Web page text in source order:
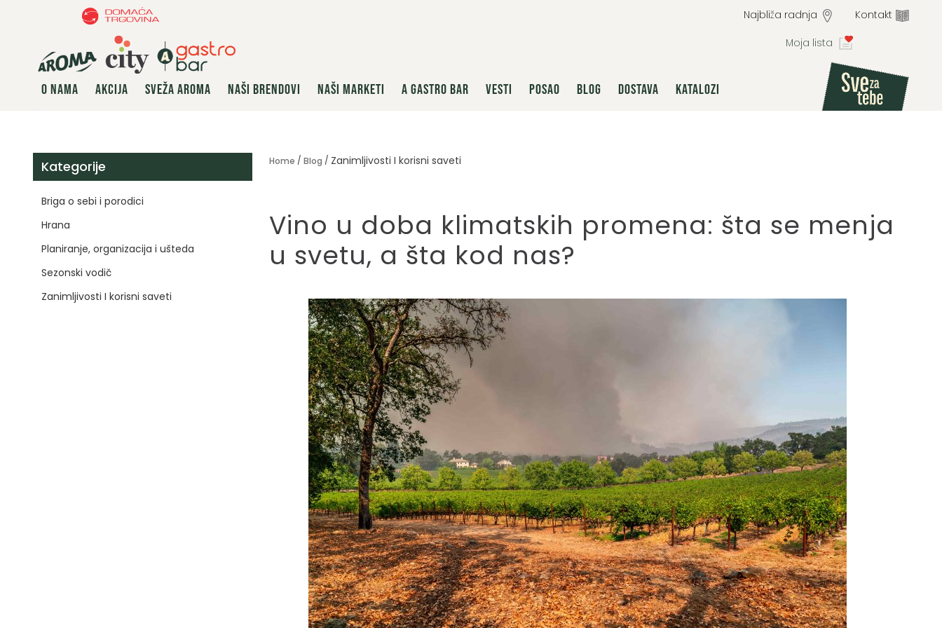
Najbliža radnja Kontakt
O NAMA AKCIJA SVEŽA AROMA NAŠI BRENDOVI NAŠI MARKETI A GASTRO BAR VESTI POSAO BLOG DOSTAVA KATALOZI
Moja lista
Kategorije
Briga o sebi i porodici
Hrana
Planiranje, organizacija i ušteda
Sezonski vodič
Zanimljivosti I korisni saveti
Home Blog Zanimljivosti I korisni saveti
Vino u doba klimatskih promena: šta se menja
u svetu, a šta kod nas?